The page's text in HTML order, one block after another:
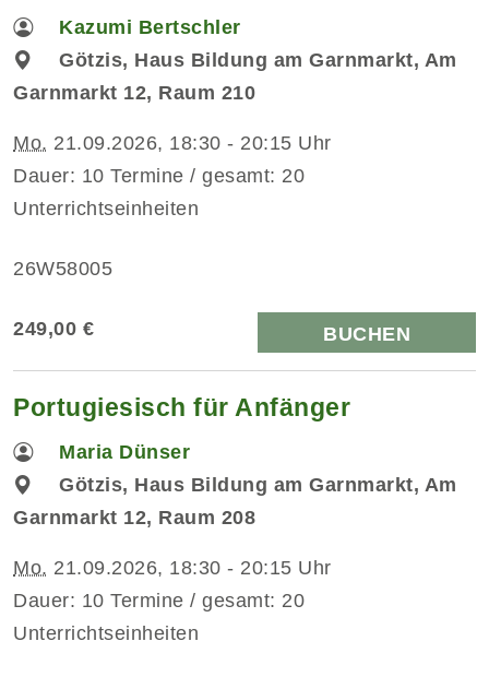
Kazumi Bertschler
Götzis, Haus Bildung am Garnmarkt, Am
Garnmarkt 12, Raum 210
Mo. 21.09.2026, 18:30 - 20:15 Uhr
Dauer: 10 Termine / gesamt: 20
Unterrichtseinheiten
26W58005
249,00 € BUCHEN
Portugiesisch für Anfänger
Maria Dünser
Götzis, Haus Bildung am Garnmarkt, Am
Garnmarkt 12, Raum 208
Mo. 21.09.2026, 18:30 - 20:15 Uhr
Dauer: 10 Termine / gesamt: 20
Unterrichtseinheiten